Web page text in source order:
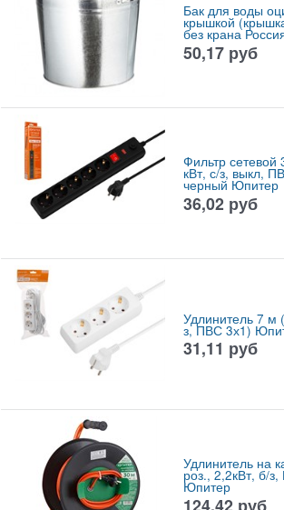
Бак для воды
крышкой
без крана
50,17 руб
Фильтр сетевой
кВт, с/з, выкл,
черный Юпитер
36,02 руб
Удлинитель 7 м
з, ПВС 3х1)
31,11 руб
Удлинитель на
роз., 2,2кВт, б/
Юпитер
124,42 руб